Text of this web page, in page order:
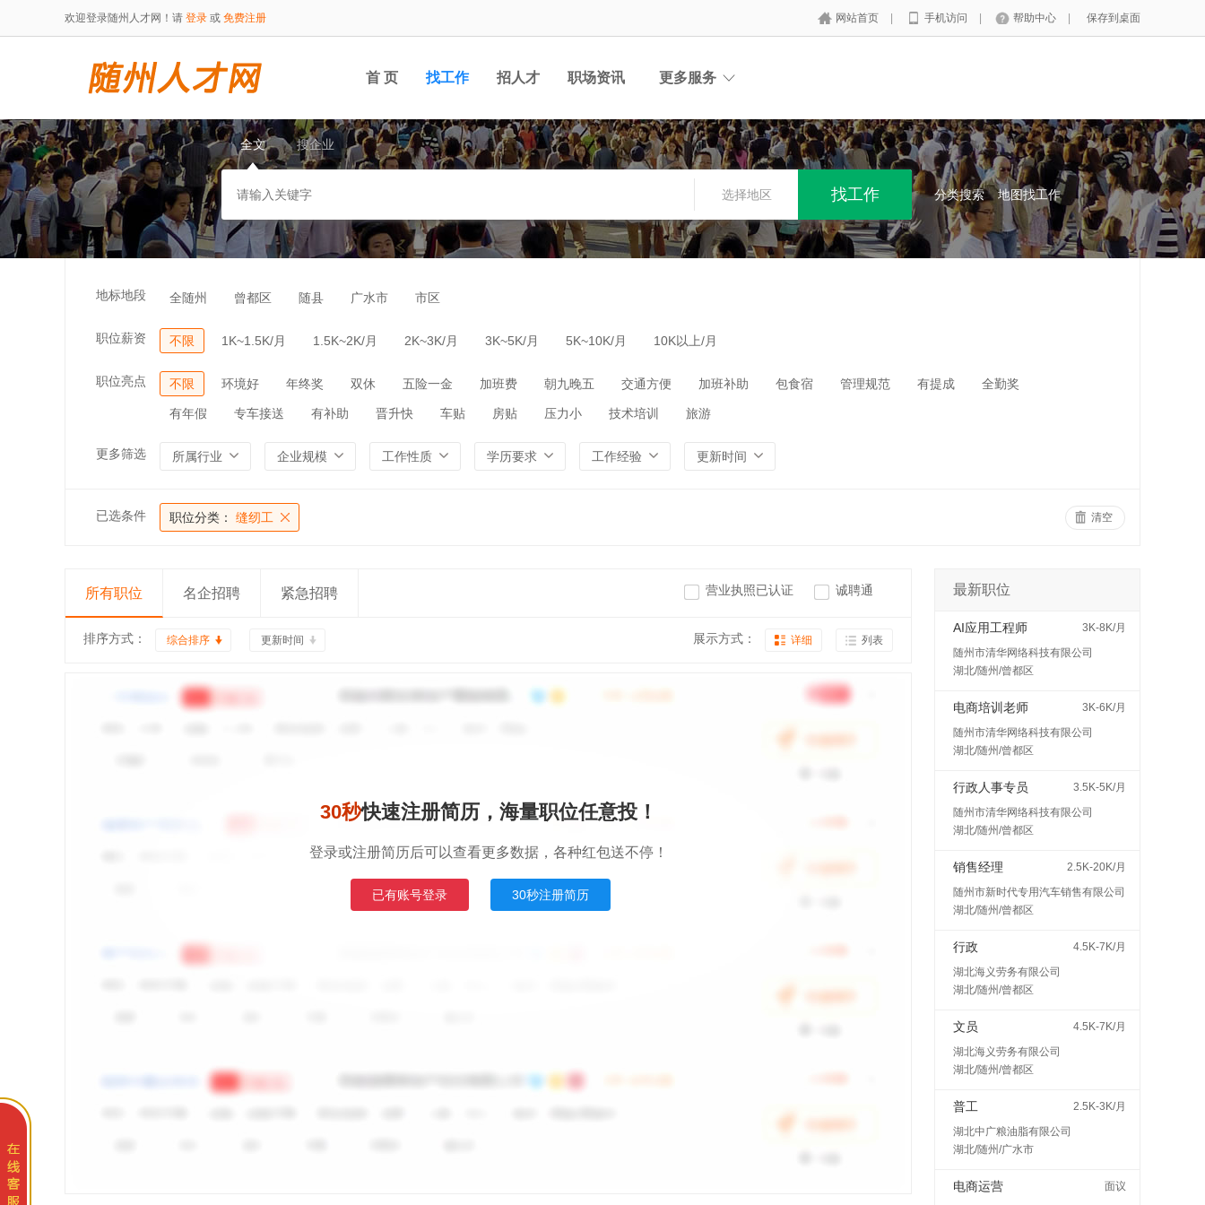
欢迎登录随州人才网！请 登录 或 免费注册 网站首页 手机访问 帮助中心 保存到桌面
首 页 找工作 招人才 职场资讯 更多服务
全文 搜企业
选择地区 分类搜索 地图找工作
地标地段 全随州 曾都区 随县 广水市 市区
职位薪资 不限 1K~1.5K/月 1.5K~2K/月 2K~3K/月 3K~5K/月 5K~10K/月 10K以上/月
职位亮点 不限 环境好 年终奖 双休 五险一金 加班费 朝九晚五 交通方便 加班补助 包食宿 管理规范 有提成 全勤奖
有年假 专车接送 有补助 晋升快 车贴 房贴 压力小 技术培训 旅游
更多筛选 所属行业 企业规模 工作性质 学历要求 工作经验 更新时间
已选条件 职位分类： 缝纫工 清空
所有职位 名企招聘 紧急招聘 营业执照已认证 诚聘通
排序方式： 综合排序 更新时间 展示方式： 详细 列表
30秒快速注册简历，海量职位任意投！
登录或注册简历后可以查看更多数据，各种红包送不停！
已有账号登录 30秒注册简历
最新职位
AI应用工程师
3K-8K/月
随州市清华网络科技有限公司
湖北/随州/曾都区
电商培训老师
3K-6K/月
随州市清华网络科技有限公司
湖北/随州/曾都区
行政人事专员
3.5K-5K/月
随州市清华网络科技有限公司
湖北/随州/曾都区
销售经理
2.5K-20K/月
随州市新时代专用汽车销售有限公司
湖北/随州/曾都区
行政
4.5K-7K/月
湖北海义劳务有限公司
湖北/随州/曾都区
文员
4.5K-7K/月
湖北海义劳务有限公司
湖北/随州/曾都区
普工
2.5K-3K/月
湖北中广粮油脂有限公司
湖北/随州/广水市
电商运营 面议